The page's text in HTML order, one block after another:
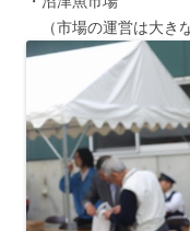
（市場の運営は大き